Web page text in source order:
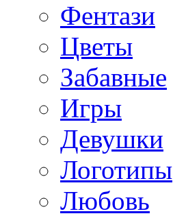
Фентази
Цветы
Забавные
Игры
Девушки
Логотипы
Любовь